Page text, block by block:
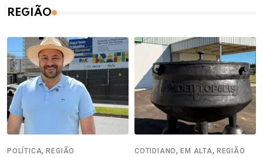
REGIÃO
POLÍTICA,REGIÃO COTIDIANO,EM ALTA, REGIÃO